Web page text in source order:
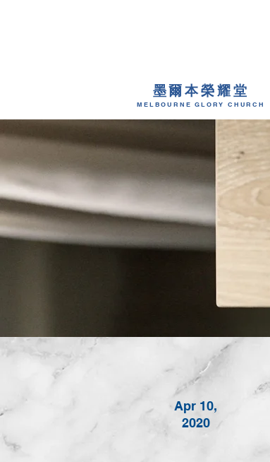
M
墨爾本榮耀堂
MELBOURNE GLORY CHURCH
Apr 10,
2020